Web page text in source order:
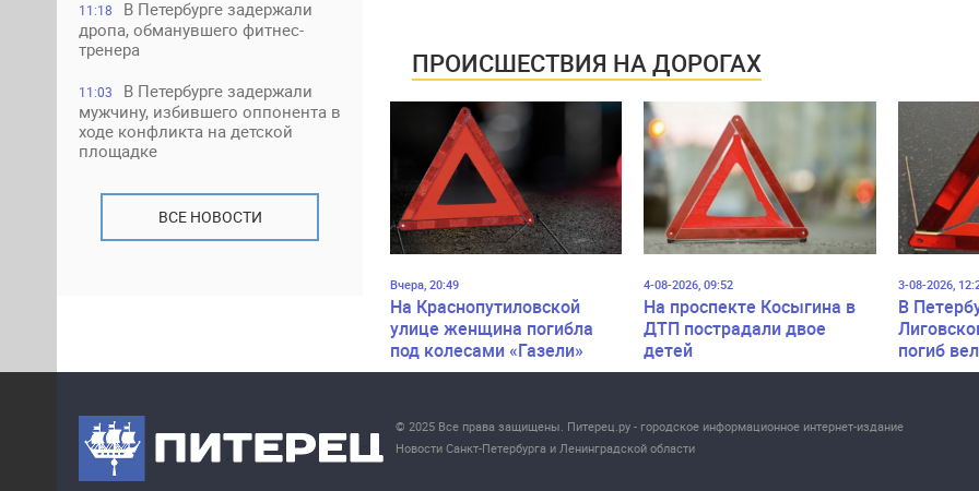
11:18
В Петербурге задержали
дропа, обманувшего фитнес-
тренера
11:03
В Петербурге задержали
мужчину, избившего оппонента в
ходе конфликта на детской
площадке
ВСЕ НОВОСТИ
ПРОИСШЕСТВИЯ НА ДОРОГАХ
Вчера, 20:49
На Краснопутиловской
улице женщина погибла
под колесами «Газели»
4-08-2026, 09:52
На проспекте Косыгина в
ДТП пострадали двое
детей
3-08-2026,
В
погиб
© 2025 Все права защищены. Питерец.ру - городское информационное интернет-издание
Новости Санкт-Петербурга и Ленинградской области